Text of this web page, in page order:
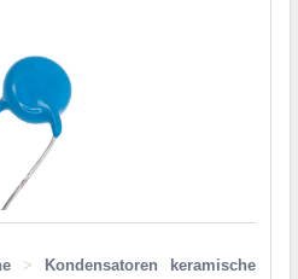
>
Kondensatoren keramische